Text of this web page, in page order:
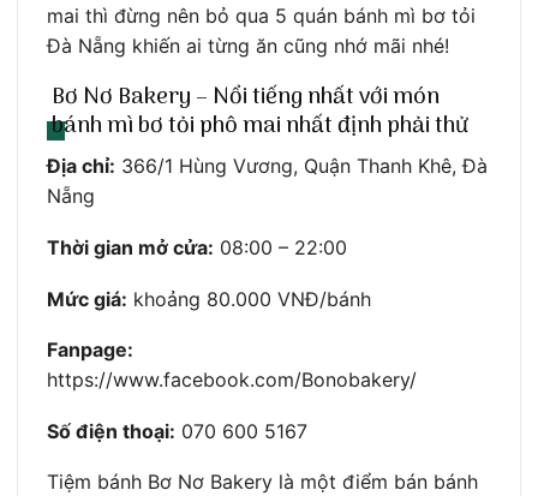
mai thì đừng nên bỏ qua 5 quán bánh mì bơ tỏi
Đà Nẵng khiến ai từng ăn cũng nhớ mãi nhé!
Bơ Nơ Bakery – Nổi tiếng nhất với món
bánh mì bơ tỏi phô mai nhất định phải thử
Địa chỉ: 366/1 Hùng Vương, Quận Thanh Khê, Đà
Nẵng
Thời gian mở cửa: 08:00 – 22:00
Mức giá: khoảng 80.000 VNĐ/bánh
Fanpage:
https://www.facebook.com/Bonobakery/
Số điện thoại: 070 600 5167
Tiệm bánh Bơ Nơ Bakery là một điểm bán bánh